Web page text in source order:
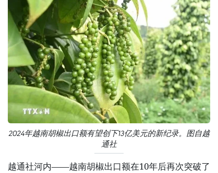
2024年越南胡椒出口额有望创下13亿美元的新纪录。图自越
通社
越通社河内——越南胡椒出口额在10年后再次突破了